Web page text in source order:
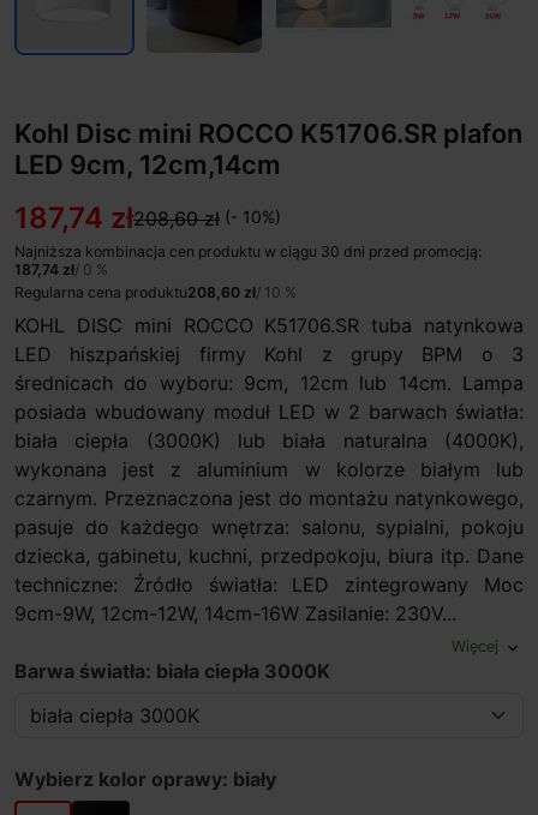
Kohl Disc mini ROCCO K51706.SR plafon
LED 9cm, 12cm,14cm
187,74 zł208,60 zł (- 10%)
Najniższa kombinacja cen produktu w ciągu 30 dni przed promocją:
187,74 zł/ 0 %
Regularna cena produktu208,60 zł/ 10 %
KOHL DISC mini ROCCO K51706.SR tuba natynkowa
LED hiszpańskiej firmy Kohl z grupy BPM o 3
średnicach do wyboru: 9cm, 12cm lub 14cm. Lampa
posiada wbudowany moduł LED w 2 barwach światła:
biała ciepła (3000K) lub biała naturalna (4000K),
wykonana jest z aluminium w kolorze białym lub
czarnym. Przeznaczona jest do montażu natynkowego,
pasuje do każdego wnętrza: salonu, sypialni, pokoju
dziecka, gabinetu, kuchni, przedpokoju, biura itp. Dane
techniczne: Źródło światła: LED zintegrowany Moc
9cm-9W, 12cm-12W, 14cm-16W Zasilanie: 230V...
Więcej expand_more
Barwa światła: biała ciepła 3000K
Wybierz kolor oprawy: biały
biały czarny